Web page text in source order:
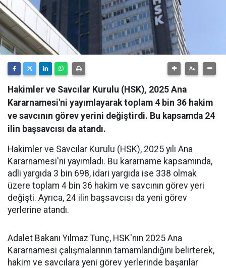
Hakimler ve Savcılar Kurulu (HSK), 2025 Ana
Kararnamesi'ni yayımlayarak toplam 4 bin 36 hakim
ve savcının görev yerini değiştirdi. Bu kapsamda 24
ilin başsavcısı da atandı.
Hakimler ve Savcılar Kurulu (HSK), 2025 yılı Ana
Kararnamesi'ni yayımladı. Bu kararname kapsamında,
adli yargıda 3 bin 698, idari yargıda ise 338 olmak
üzere toplam 4 bin 36 hakim ve savcının görev yeri
değişti. Ayrıca, 24 ilin başsavcısı da yeni görev
yerlerine atandı.
Adalet Bakanı Yılmaz Tunç, HSK'nın 2025 Ana
Kararnamesi çalışmalarının tamamlandığını belirterek,
hakim ve savcılara yeni görev yerlerinde başarılar